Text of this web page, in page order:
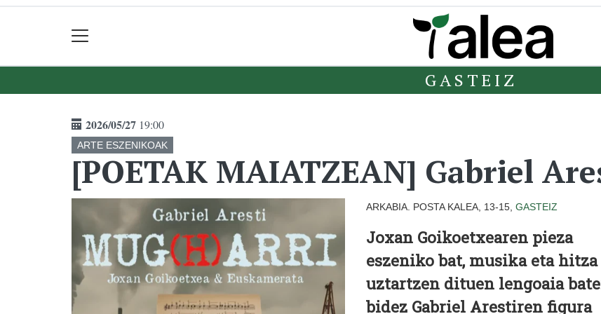
GASTEIZ
2026/05/27 19:00
ARTE ESZENIKOAK
[POETAK MAIATZEAN] Gabriel
ARKABIA. POSTA KALEA, 13-15, GASTEIZ
Joxan Goikoetxearen pieza
eszeniko bat, musika eta hitza
uztartzen dituen lengoaia
bidez Gabriel Arestiren figura